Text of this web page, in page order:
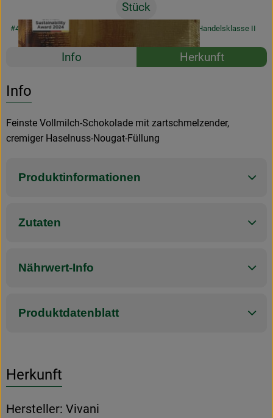
Stück
#44050 3,29 €/ Stück Handelsklasse II
Rezepte
Info Herkunft
Info
Feinste Vollmilch-Schokolade mit zartschmelzender,
cremiger Haselnuss-Nougat-Füllung
Produktinformationen
Zutaten
Nährwert-Info
Produktdatenblatt
Herkunft
Hersteller: Vivani